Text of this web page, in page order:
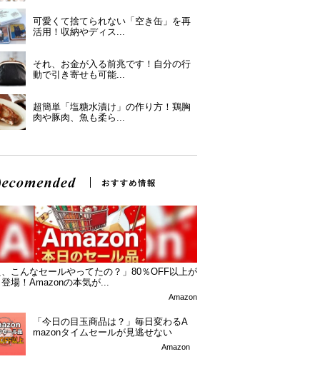
可愛くて捨てられない「空き缶」を再
活用！収納やディス...
それ、お金が入る前兆です！自分の行
動で引き寄せも可能...
超簡単「塩糖水漬け」の作り方！鶏胸
肉や豚肉、魚も柔ら...
こんなセールやってたの？」80％OFF以上が
場！Amazonの本気が...
Amazon
「今日の目玉商品は？」毎日変わるA
mazonタイムセールが見逃せない
Amazon